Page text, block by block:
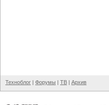
Техноблог | Форумы | ТВ | Архив